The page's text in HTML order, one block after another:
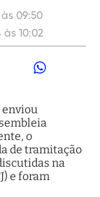
09:50
10:02
enviou
o
de tramitação
na
e foram